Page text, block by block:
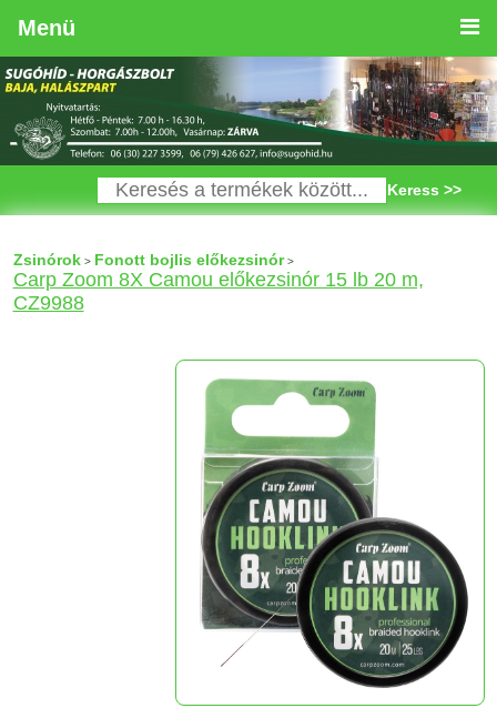
Menü
Keress >>
Zsinórok> Fonott bojlis előkezsinór>
Carp Zoom 8X Camou előkezsinór 15 lb 20 m,
CZ9988